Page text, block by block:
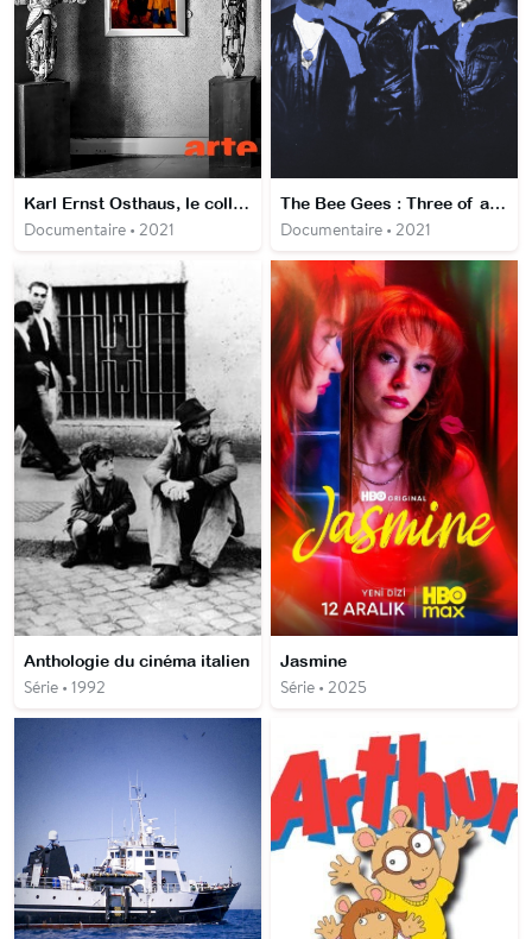
Karl Ernst Osthaus, le collectionneur d’impressionnistes
Documentaire • 2021
The Bee Gees : Three of a kind
Documentaire • 2021
Anthologie du cinéma italien
Série • 1992
Jasmine
Série • 2025